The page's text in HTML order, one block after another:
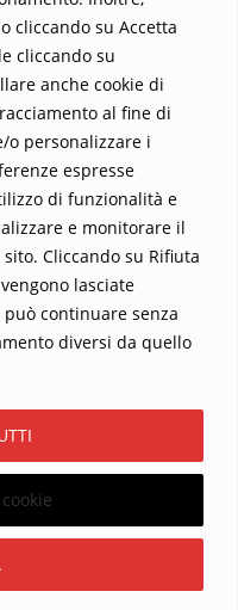
cliccando su Accetta
cliccando su
anche cookie di
al fine di
o personalizzare i
espresse
di funzionalità e
e monitorare il
Cliccando su Rifiuta
lasciate
continuare senza
diversi da quello
il libro e lascia che la
€, 25 €… il tuo contributo
. All rights reserved.
byBizberg Themes